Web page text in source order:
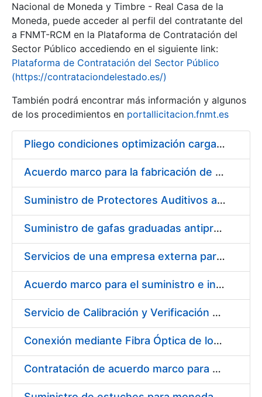
Erakutsi/Ezkutatu
Erakutsi/Ezkutatu
Nacional de Moneda y Timbre - Real Casa de la
Moneda, puede acceder al perfil del contratante del
a FNMT-RCM en la Plataforma de Contratación del
Sector Público accediendo en el siguiente link:
Plataforma de Contratación del Sector Público
(https://contrataciondelestado.es/)
También podrá encontrar más información y algunos
de los procedimientos en portallicitacion.fnmt.es
Pliego condiciones optimización cargas compras firmado
Acuerdo marco para la fabricación de piezas
Suministro de Protectores Auditivos a medida para las personas trabajadoras de los Centros de Trabajo de Madrid y Burgos
Suministro de gafas graduadas antiproyecciones para los trabajadores de la FNMT-RCM en los centros de trabajo de Madrid y Burgos
Servicios de una empresa externa para el asesoramiento y resolución de los recursos de alzada que se presentan relacionados con procesos de selección para la FNMT-RCM
Acuerdo marco para el suministro e instalación de persianas, estores y otros complementos
Servicio de Calibración y Verificación Externa de los Equipos de Medición del Servicio de Prevención de la FNMT-RCM
Conexión mediante Fibra Óptica de los Centros de Proceso de Datos (CPDs) de las sedes de la FNMT-RCM de Burgos y Madrid
Contratación de acuerdo marco para el Suministro de Material de Electricidad para la Fábrica Nacional de Moneda y Timbre-Real Casa de la Moneda en su centro de trabajo de Burgos